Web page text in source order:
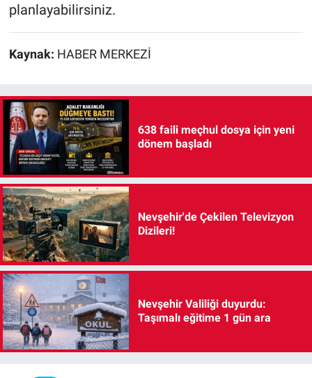
planlayabilirsiniz.
Kaynak: HABER MERKEZİ
638 faili meçhul dosya için yeni
dönem başladı
Nevşehir'de Çekilen Televizyon
Dizileri!
Nevşehir Valiliği duyurdu:
Taşımalı eğitime 1 gün ara